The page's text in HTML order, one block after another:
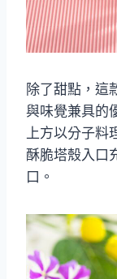
除了甜點，這
與味覺兼具的
上方以分子料
酥脆塔殼入口
口。